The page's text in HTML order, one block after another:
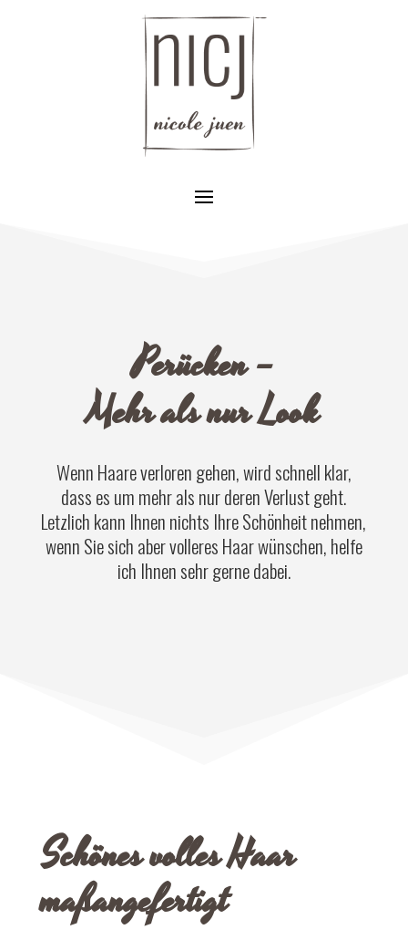
Perücken –
Mehr als nur Look
Wenn Haare verloren gehen, wird schnell klar,
dass es um mehr als nur deren Verlust geht.
Letzlich kann Ihnen nichts Ihre Schönheit nehmen,
wenn Sie sich aber volleres Haar wünschen, helfe
ich Ihnen sehr gerne dabei.
Schönes volles Haar
maßangefertigt